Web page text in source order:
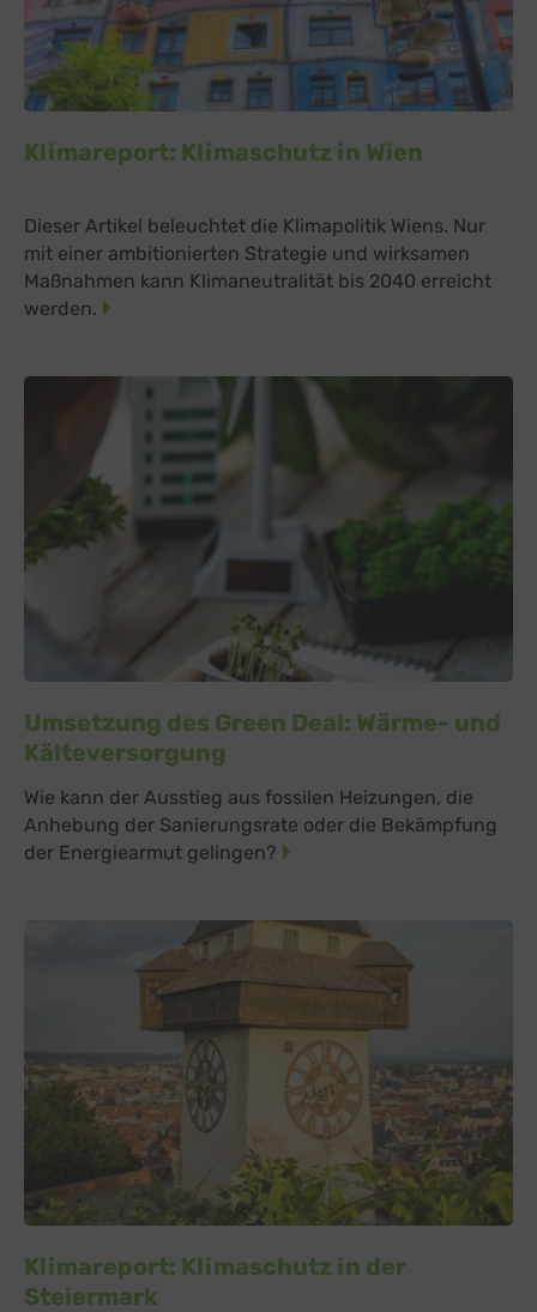
Klimareport: Klimaschutz in Wien
Dieser Artikel beleuchtet die Klimapolitik Wiens. Nur
mit einer ambitionierten Strategie und wirksamen
Maßnahmen kann Klimaneutralität bis 2040 erreicht
werden.
Umsetzung des Green Deal: Wärme- und
Kälteversorgung
Wie kann der Ausstieg aus fossilen Heizungen, die
Anhebung der Sanierungsrate oder die Bekämpfung
der Energiearmut gelingen?
Klimareport: Klimaschutz in der
Steiermark